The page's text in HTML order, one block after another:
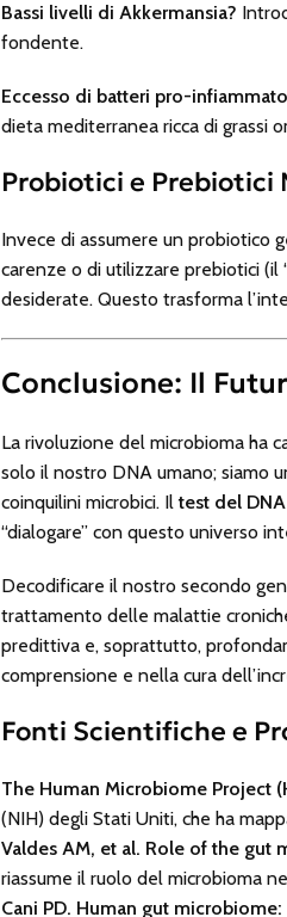
Bassi livelli di Akkermansia?
fondente.
Eccesso di batteri pro-
dieta mediterranea ricca di grassi
Probiotici e Prebiotici
Invece di assumere un probiotico
carenze o di utilizzare prebiotici
desiderate. Questo trasforma
Conclusione: Il
La rivoluzione del microbioma ha
solo il nostro DNA umano; siamo
coinquilini microbici. Iltest del
“dialogare” con questo universo
Decodificare il nostro secondo
trattamento delle malattie
predittiva e, soprattutto,
comprensione e nella cura
Fonti Scientifiche e
The Human Microbiome Project
(NIH) degli Stati Uniti, che ha
Valdes AM, et al. Role of the gut
riassume il ruolo del microbioma
Cani PD. Human gut